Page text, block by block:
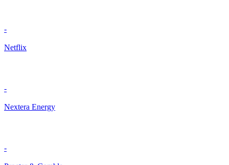
-
Netflix
-
Nextera Energy
-